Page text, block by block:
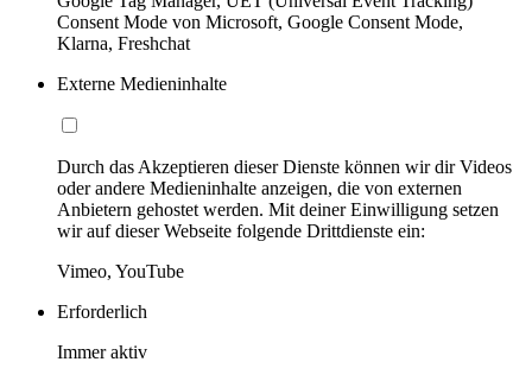
Consent Mode von Microsoft, Google Consent Mode,
Klarna, Freshchat
Externe Medieninhalte
Durch das Akzeptieren dieser Dienste können wir dir Videos
oder andere Medieninhalte anzeigen, die von externen
Anbietern gehostet werden. Mit deiner Einwilligung setzen
wir auf dieser Webseite folgende Drittdienste ein:
Vimeo, YouTube
Erforderlich
Immer aktiv